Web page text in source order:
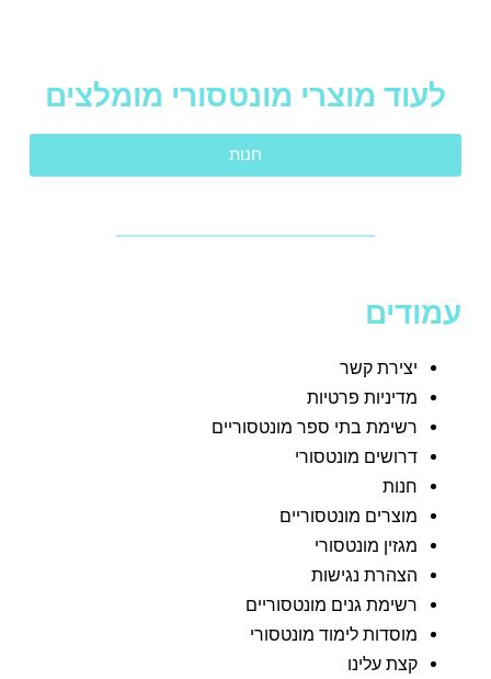
לעוד מוצרי מונטסורי מומלצים
חנות
עמודים
יצירת קשר
מדיניות פרטיות
רשימת בתי ספר מונטסוריים
דרושים מונטסורי
חנות
מוצרים מונטסוריים
מגזין מונטסורי
הצהרת נגישות
רשימת גנים מונטסוריים
מוסדות לימוד מונטסורי
קצת עלינו